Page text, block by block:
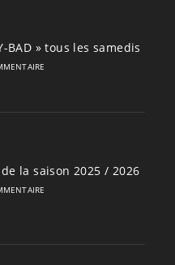
BAD » tous les samedis
la saison 2025 / 2026